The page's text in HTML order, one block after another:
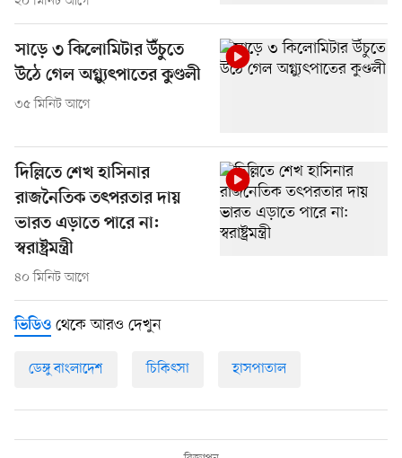
সাড়ে ৩ কিলোমিটার উঁচুতে
উঠে গেল অগ্ন্যুৎপাতের কুণ্ডলী
৩৫ মিনিট আগে
দিল্লিতে শেখ হাসিনার
রাজনৈতিক তৎপরতার দায়
ভারত এড়াতে পারে না:
স্বরাষ্ট্রমন্ত্রী
৪০ মিনিট আগে
ভিডিও থেকে আরও দেখুন
ডেঙ্গু বাংলাদেশ চিকিৎসা হাসপাতাল